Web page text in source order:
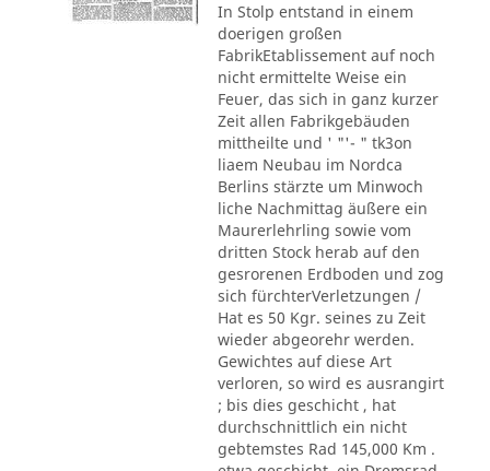
In Stolp entstand in einem
doerigen großen
FabrikEtablissement auf noch
nicht ermittelte Weise ein
Feuer, das sich in ganz kurzer
Zeit allen Fabrikgebäuden
mittheilte und ' "'- " tk3on
liaem Neubau im Nordca
Berlins stärzte um Minwoch
liche Nachmittag äußere ein
Maurerlehrling sowie vom
dritten Stock herab auf den
gesrorenen Erdboden und zog
sich fürchterVerletzungen /
Hat es 50 Kgr. seines zu Zeit
wieder abgeorehr werden.
Gewichtes auf diese Art
verloren, so wird es ausrangirt
; bis dies geschicht , hat
durchschnittlich ein nicht
gebtemstes Rad 145,000 Km .